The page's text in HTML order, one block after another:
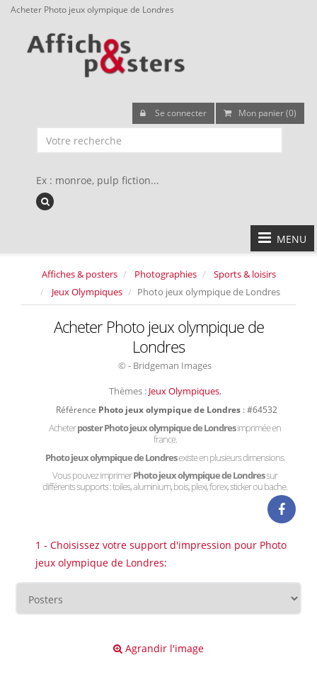
Acheter Photo jeux olympique de Londres
Se connecter Mon panier (0)
Ex : monroe, pulp fiction...
MENU
Affiches & posters Photographies
Sports & loisirs
Jeux Olympiques
Photo jeux olympique de Londres
Acheter Photo jeux olympique de
Londres
© - Bridgeman Images
Thèmes : Jeux Olympiques,
Référence Photo jeux olympique de Londres : #64532
Acheterposter Photo jeux olympique de Londresimprimée en
france.
Photo jeux olympique de Londresexiste en plusieurs dimensions.
Vous pouvez imprimerPhoto jeux olympique de Londressur
différents supports : toiles, aluminium, bois, plexi, forex, sticker ou bache.
1 - Choisissez votre support d'impression pour Photo
jeux olympique de Londres:
Agrandir l'image